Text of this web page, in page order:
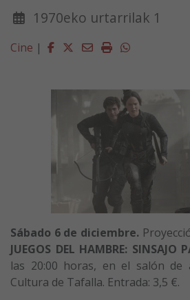
1970eko urtarrilak 1
Cine | Facebook
Twitter
EmailImprimirWhatsapp
Sábado 6 de diciembre.
JUEGOS DEL HAMBRE: SINSAJO
las 20:00 horas, en el salón de
Cultura de Tafalla. Entrada: 3,5 €.